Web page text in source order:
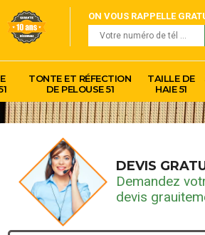
ON VOUS RAPPELLE
TONTE ET RÉFECTION
DE PELOUSE 51
TAILLE DE
HAIE 51
DEVIS
Demandez
devis